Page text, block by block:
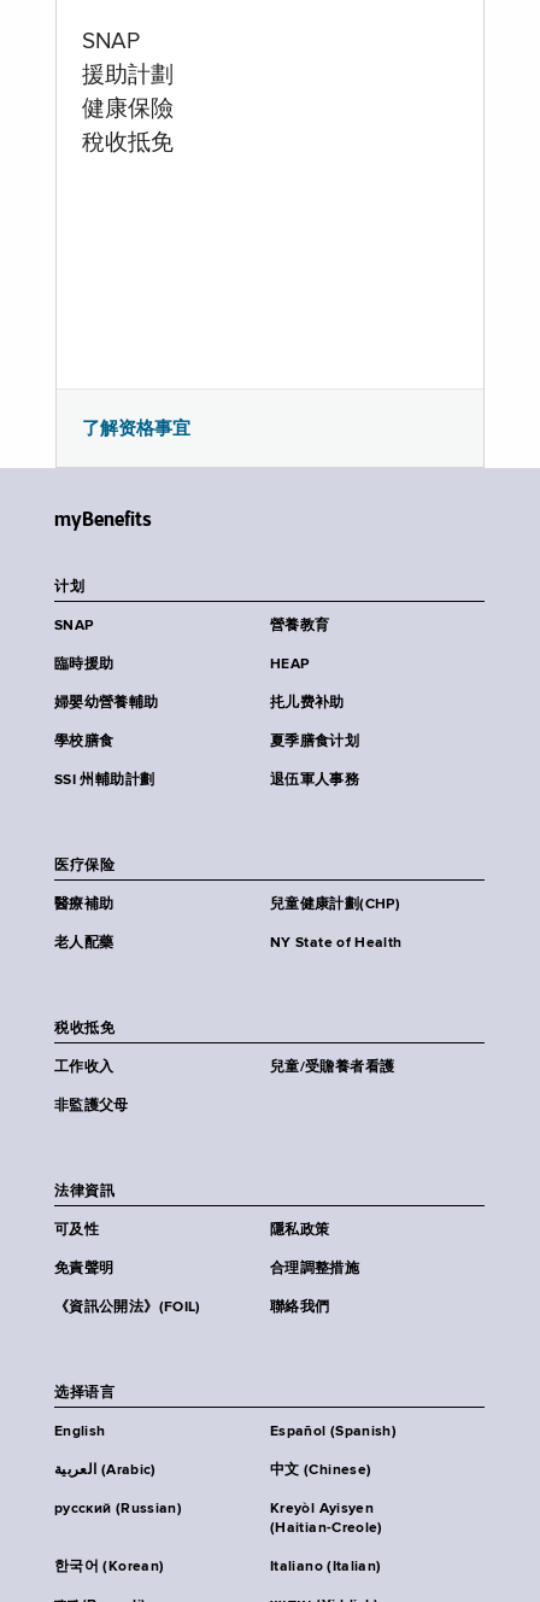
SNAP
援助計劃
健康保險
稅收抵免
了解资格事宜
myBenefits
计划
SNAP 營養教育
臨時援助 HEAP
婦嬰幼營養輔助 扥儿费补助
學校膳食 夏季膳食计划
SSI 州輔助計劃 退伍軍人事務
医疗保险
醫療補助 兒童健康計劃(CHP)
老人配藥 NY State of Health
税收抵免
工作收入 兒童/受贍養者看護
非監護父母
法律資訊
可及性 隱私政策
免責聲明 合理調整措施
《資訊公開法》(FOIL) 聯絡我們
选择语言
English Español (Spanish)
العربية (Arabic) 中文 (Chinese)
русский (Russian)
Kreyòl Ayisyen
(Haitian-Creole)
한국어 (Korean) Italiano (Italian)